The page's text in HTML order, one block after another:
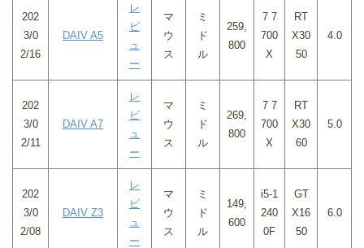
202
3/0
2/16
DAIV A5
レ
ビ
ュ
ー
マ
ウ
ス
ミ
ド
ル
259,
800
7 7
700
X
RT
X30
50
4.0
202
3/0
2/11
DAIV A7
レ
ビ
ュ
ー
マ
ウ
ス
ミ
ド
ル
269,
800
7 7
700
X
RT
X30
60
5.0
202
3/0
2/08
DAIV Z3
レ
ビ
ュ
ー
マ
ウ
ス
ミ
ド
ル
149,
600
i5-1
240
0F
GT
X16
50
6.0